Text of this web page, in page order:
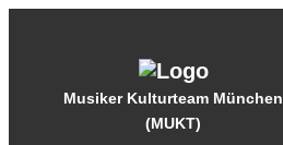
Musiker Kulturteam München
(MUKT)